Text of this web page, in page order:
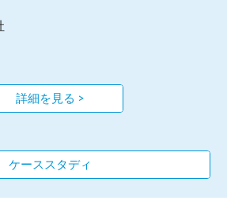
詳細を見る >
ケーススタディ